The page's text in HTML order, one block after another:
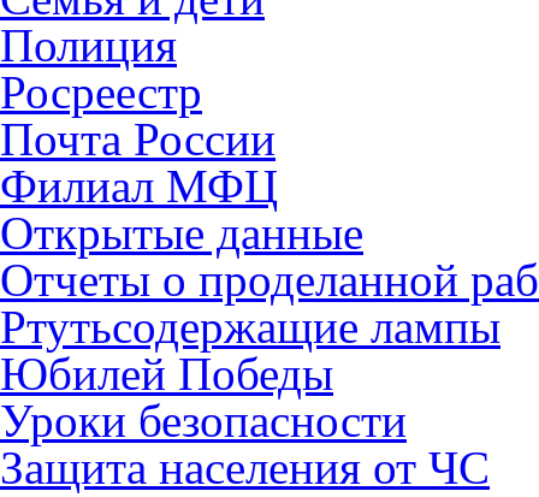
Полиция
Росреестр
Почта России
Филиал МФЦ
Открытые данные
Отчеты о проделанной
Ртутьсодержащие лампы
Юбилей Победы
Уроки безопасности
Защита населения от ЧС